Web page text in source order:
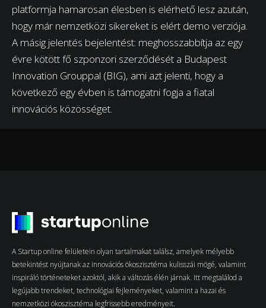
platformja hamarosan élesben is elérhető lesz azután,
hogy már nemzetközi sikereket is elért demo verziója.
A másig jelentés bejelentést: meghosszabbítja az egy
évre kötött fő szponzori szerződését a Budapest
Innovation Grouppal (BIG), ami azt jelenti, hogy a
következő egy évben is támogatni fogja a fiatal
innovációs közösséget.
A Startup online felületein olyan tartalmakat találsz, amelyek mélyebb
betekintést nyújtanak az innovációs ökoszisztéma kulisszái mögé, valamint
inspiráló történeteket azoktól, akik a változás élén járnak. Itt megtalálod a
legújabb trendeket, technológiai fejleményeket, valamint a hazai és
nemzetközi ökoszisztéma legfrissebb eredményeit.